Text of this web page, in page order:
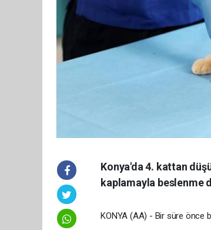
Konya'da 4. kattan
kaplamayla beslenme
KONYA (AA) - Bir süre önce